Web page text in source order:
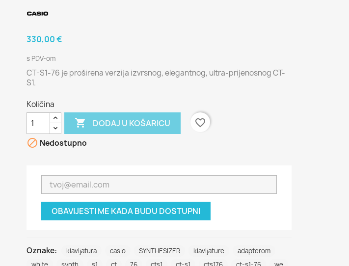
330,00 €
s PDV-om
CT-S1-76 je proširena verzija izvrsnog, elegantnog, ultra-prijenosnog CT-
S1.
Količina
 DODAJ U KOŠARICU
favorite_border
 Nedostupno
OBAVIJESTI ME KADA BUDU DOSTUPNI
Oznake: klavijatura casio SYNTHESIZER klavijature
adapterom